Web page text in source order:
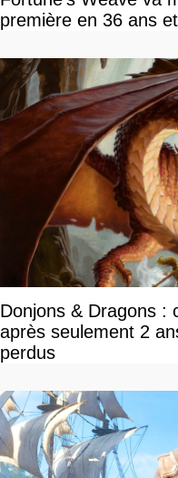
première en 36 ans
Donjons & Dragons :
après seulement 2
perdus